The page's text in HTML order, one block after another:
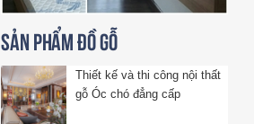
Sản phẩm đồ gỗ
Thiết kế và thi công nội thất
gỗ Óc chó đẳng cấp